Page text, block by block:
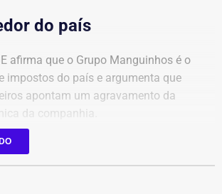
do país
afirma que o Grupo Manguinhos é o
impostos do país e argumenta que
apontam um agravamento da
da companhia.
após registrar faturamento superior a
em 2025, a empresa sofreu uma